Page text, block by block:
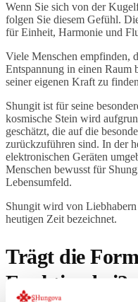
Wenn Sie sich von der
folgen Sie diesem Gefühl.
für Einheit, Harmonie und
Viele Menschen empfinden,
Entspannung in einen Raum
seiner eigenen Kraft zu
Shungit ist für seine
kosmische Stein wird
geschätzt, die auf die
zurückzuführen sind. In der
elektronischen Geräten
Menschen bewusst für
Lebensumfeld.
Shungit wird von Liebhabern
heutigen Zeit bezeichnet.
Trägt die
Funktion bei?